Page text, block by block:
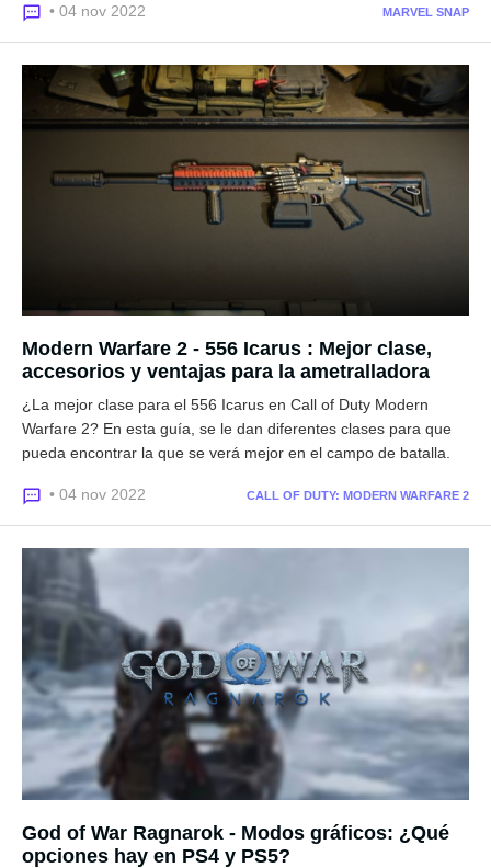
• 04 nov 2022 MARVEL SNAP
Modern Warfare 2 - 556 Icarus : Mejor clase,
accesorios y ventajas para la ametralladora
¿La mejor clase para el 556 Icarus en Call of Duty Modern
Warfare 2? En esta guía, se le dan diferentes clases para que
pueda encontrar la que se verá mejor en el campo de batalla.
• 04 nov 2022 CALL OF DUTY: MODERN WARFARE 2
God of War Ragnarok - Modos gráficos: ¿Qué
opciones hay en PS4 y PS5?